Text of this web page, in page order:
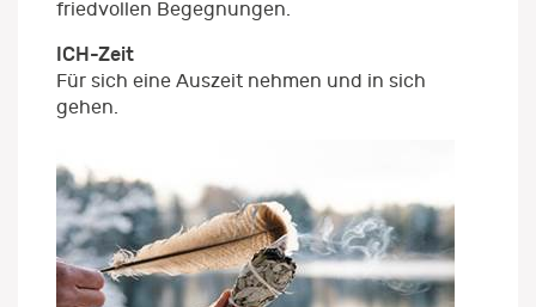
friedvollen Begegnungen.
ICH-Zeit
Für sich eine Auszeit nehmen und in sich
gehen.